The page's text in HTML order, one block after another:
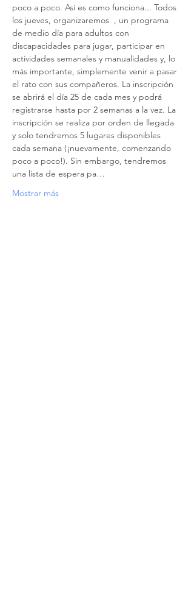
poco a poco. Así es como funciona... Todos
los jueves, organizaremos
, un programa
de medio día para adultos con
discapacidades para jugar, participar en
actividades semanales y manualidades y, lo
más importante, simplemente venir a pasar
el rato con sus compañeros. La inscripción
se abrirá el día 25 de cada mes y podrá
registrarse hasta por 2 semanas a la vez. La
inscripción se realiza por orden de llegada
y solo tendremos 5 lugares disponibles
cada semana (¡nuevamente, comenzando
poco a poco!). Sin embargo, tendremos
una lista de espera pa…
Mostrar más